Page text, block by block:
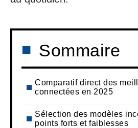
Sommaire
Comparatif direct des
connectées en 2025
Sélection des modèles
points forts et faiblesses